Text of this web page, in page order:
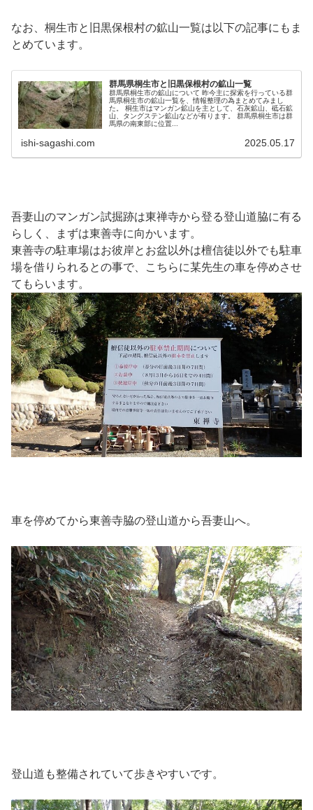
なお、桐生市と旧黒保根村の鉱山一覧は以下の記事にもま
とめています。
群馬県桐生市と旧黒保根村の鉱山一覧
群馬県桐生市の鉱山について 昨今主に探索を行っている群
馬県桐生市の鉱山一覧を、情報整理の為まとめてみまし
た。 桐生市はマンガン鉱山を主として、石灰鉱山、砥石鉱
山、タングステン鉱山などが有ります。 群馬県桐生市は群
馬県の南東部に位置...
ishi-sagashi.com 2025.05.17
吾妻山のマンガン試掘跡は東禅寺から登る登山道脇に有る
らしく、まずは東善寺に向かいます。
東善寺の駐車場はお彼岸とお盆以外は檀信徒以外でも駐車
場を借りられるとの事で、こちらに某先生の車を停めさせ
てもらいます。
車を停めてから東善寺脇の登山道から吾妻山へ。
登山道も整備されていて歩きやすいです。